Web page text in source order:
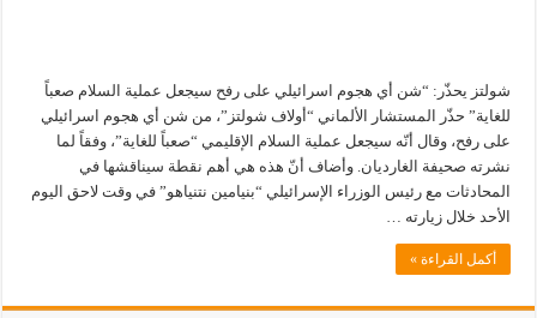
شولتز يحذّر: “شن أي هجوم اسرائيلي على رفح سيجعل عملية السلام صعباً
للغاية” حذّر المستشار الألماني “أولاف شولتز”، من شن أي هجوم اسرائيلي
على رفح، وقال أنّه سيجعل عملية السلام الإقليمي “صعباً للغاية”، وفقاً لما
نشرته صحيفة الغارديان. وأضاف أنّ هذه هي أهم نقطة سيناقشها في
المحادثات مع رئيس الوزراء الإسرائيلي “بنيامين نتنياهو” في وقت لاحق اليوم
الأحد خلال زيارته …
أكمل القراءة »